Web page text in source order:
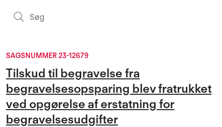
SAGSNUMMER 23-12679
Tilskud til begravelse fra
begravelsesopsparing blev fratrukket
ved opgørelse af erstatning for
begravelsesudgifter